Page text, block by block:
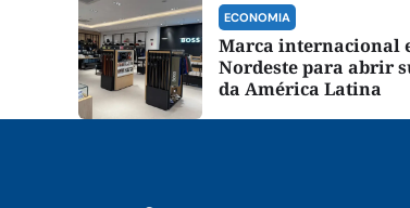
ECONOMIA
Marca internacional
Nordeste para abrir
da América Latina